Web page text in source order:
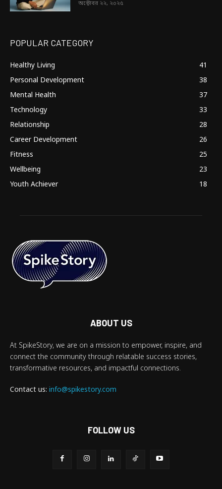
অক্টোবর ২২, ২০২৫
POPULAR CATEGORY
Healthy Living
41
Personal Development
38
Mental Health
37
Technology
33
Relationship
28
Career Development
26
Fitness
25
Wellbeing
23
Youth Achiever
18
ABOUT US
At SpikeStory, we are on a mission to empower, inspire, and
connect the community through relatable success stories,
transformative resources, and impactful connections.
Contact us: info@spikestory.com
FOLLOW US